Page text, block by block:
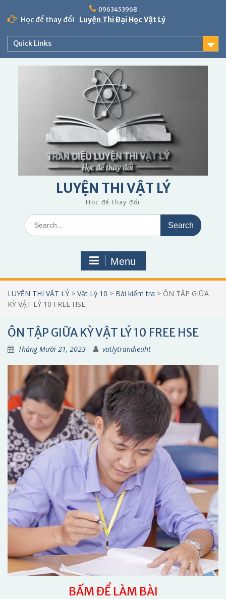
content
0963453968
Học để thay đổi Luyện Thi Đại Học Vật Lý
Quick Links
LUYỆN THI VẬT LÝ
Học để thay đổi
Search
for:
Menu
LUYỆN THI VẬT LÝ > Vật Lý 10 > Bài kiểm tra > ÔN TẬP GIỮA
KỲ VẬT LÝ 10 FREE HSE
ÔN TẬP GIỮA KỲ VẬT LÝ 10 FREE HSE
Tháng Mười 21, 2023 vatlytrandieuht
BẤM ĐỂ LÀM BÀI